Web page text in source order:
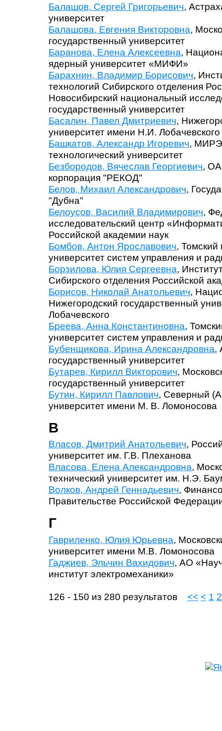
Балашов, Сергей Григорьевич,
университет
Балашова, Евгения Викторовна,
государственный университет
Баранова, Елена Алексеевна,
ядерный университет «МИФИ»
Барахнин, Владимир Борисович,
технологий Сибирского отделения
Новосибирский национальный
государственный университет
Басалин, Павел Дмитриевич,
университет имени Н.И. Лобачевского
Башкатов, Александр Игоревич,
технологический университет
Безбородов, Вячеслав Георгиевич,
корпорация "РЕКОД"
Белов, Михаил Александрович,
"Дубна"
Белоусов, Василий Владимирович,
исследовательский центр
Российской академии наук
Бомбов, Антон Ярославович, Томский
университет систем управления и
Борзилова, Юлия Сергеевна,
Сибирского отделения Российской
Борисов, Николай Анатольевич,
Нижегородский государственный
Лобачевского
Бреева, Анна Константиновна,
университет систем управления и
Бубенщикова, Ирина Александровна,
государственный университет
Бутарев, Кирилл Викторович,
государственный университет
Бутин, Кирилл Павлович, Северный
университет имени М. В. Ломоносова
В
Власов, Дмитрий Анатольевич,
университет им. Г.В. Плеханова
Власова, Елена Александровна,
технический университет им. Н.Э.
Волков, Андрей Геннадьевич,
Правительстве Российской
Г
Гавриленко, Юлия Юрьевна,
университет имени М.В. Ломоносова
Гаджиев, Эльчин Вахидович, АО
институт электромеханики»
126 - 150 из 280 результатов << < 1 2